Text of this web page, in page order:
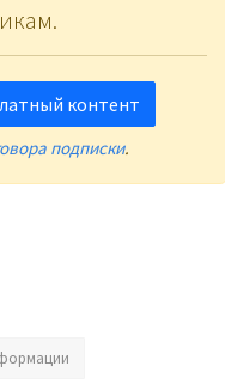
контент
подписки.